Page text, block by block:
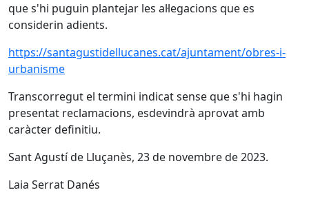
que s'hi puguin plantejar les al·legacions que es
considerin adients.
https://santagustidellucanes.cat/ajuntament/obres-i-
urbanisme
Transcorregut el termini indicat sense que s'hi hagin
presentat reclamacions, esdevindrà aprovat amb
caràcter definitiu.
Sant Agustí de Lluçanès, 23 de novembre de 2023.
Laia Serrat Danés